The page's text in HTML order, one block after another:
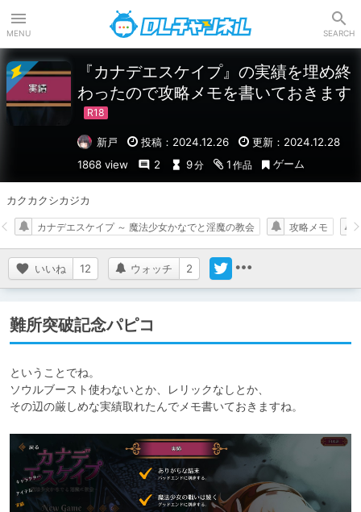
MENU SEARCH
『カナデエスケイプ』の実績を埋め終
わったので攻略メモを書いておきます
新戸 投稿：2024.12.26
更新：2024.12.28
1868 view
2 9分 1 作品 ゲーム
カクカクシカジカ
いいね 12 ウォッチ 2
カナデエスケイプ ～ 魔法少女かなでと淫魔の教会 攻略メモ
難所突破記念パピコ
ということでね。
ソウルブースト使わないとか、レリックなしとか、
その辺の厳しめな実績取れたんでメモ書いておきますね。